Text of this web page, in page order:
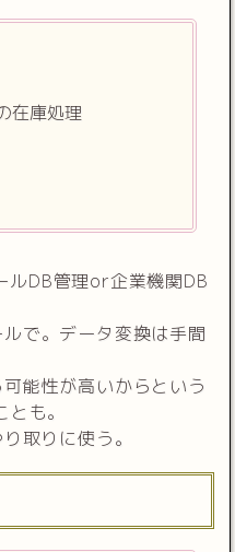
在庫処理
ルDB管理or企業機関DB
で。データ変換は手間
能性が高いからという
も。
取りに使う。